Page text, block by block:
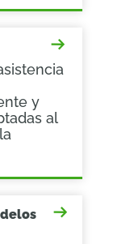
y
al